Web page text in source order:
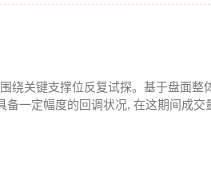
绕关键支撑位反复试探。基于盘面整
备一定幅度的回调状况, 在这期间成交